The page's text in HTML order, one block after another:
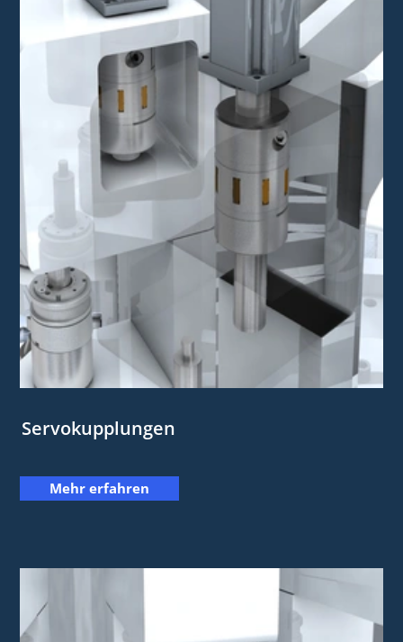
Servokupplungen
Mehr erfahren